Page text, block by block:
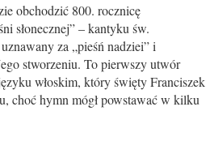
obchodzić 800. rocznicę
słonecznej” – kantyku św.
za „pieśń nadziei” i
stworzeniu. To pierwszy utwór
włoskim, który święty Franciszek
choć hymn mógł powstawać w kilku